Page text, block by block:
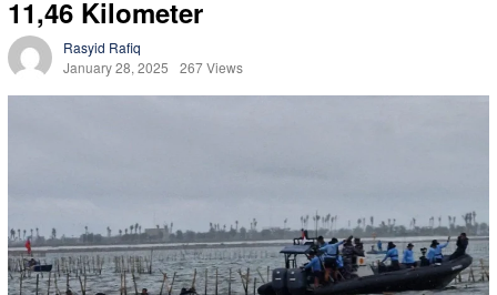
11,46 Kilometer
Rasyid Rafiq
January 28, 2025
267 Views